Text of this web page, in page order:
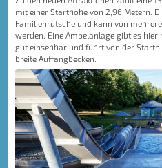
mit einer Starthöhe von 2,96 Metern.
Familienrutsche und kann von
werden. Eine Ampelanlage gibt es
gut einsehbar und führt von der
breite Auffangbecken.